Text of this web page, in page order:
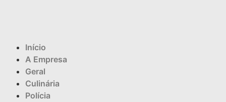
Início
A Empresa
Geral
Culinária
Polícia